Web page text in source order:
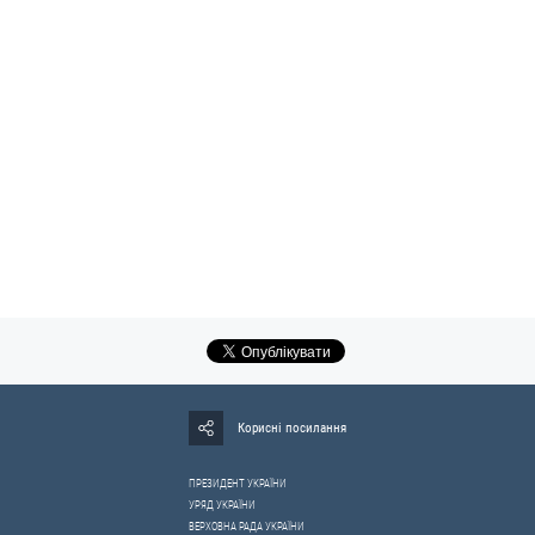
Корисні посилання
ПРЕЗИДЕНТ УКРАЇНИ
УРЯД УКРАЇНИ
ВЕРХОВНА РАДА УКРАЇНИ